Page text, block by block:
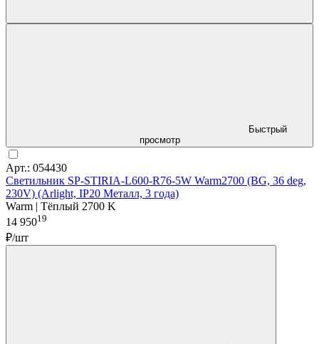
Быстрый
просмотр
Арт.: 054430
Светильник SP-STIRIA-L600-R76-5W Warm2700 (BG, 36 deg,
230V) (Arlight, IP20 Металл, 3 года)
Warm | Тёплый 2700 K
14 95019
₽/шт